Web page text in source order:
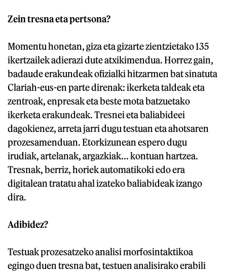
Zein tresna eta pertsona?
Momentu honetan, giza eta gizarte zientzietako 135
ikertzailek adierazi dute atxikimendua. Horrez gain,
badaude erakundeak ofizialki hitzarmen bat sinatuta
Clariah-eus-en parte direnak: ikerketa taldeak eta
zentroak, enpresak eta beste mota batzuetako
ikerketa erakundeak. Tresnei eta baliabideei
dagokienez, arreta jarri dugu testuan eta ahotsaren
prozesamenduan. Etorkizunean espero dugu
irudiak, artelanak, argazkiak... kontuan hartzea.
Tresnak, berriz, horiek automatikoki edo era
digitalean tratatu ahal izateko baliabideak izango
dira.
Adibidez?
Testuak prozesatzeko analisi morfosintaktikoa
egingo duen tresna bat, testuen analisirako erabili